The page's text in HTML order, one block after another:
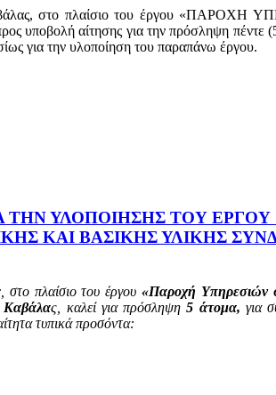
Καβάλας, στο πλαίσιο του έργου
αίτησης για την πρόσληψη πέντε (5)
για την υλοποίηση του παραπάνω έργου.
ΥΛΟΠΟΙΗΣΗΣ ΤΟΥ
ΚΑΙ ΒΑΣΙΚΗΣ ΥΛΙΚΗΣ
, στο πλαίσιο του έργου«Παροχή Υπηρεσιών
ς, καλεί για πρόσληψη5 άτομα, για
τυπικά προσόντα: